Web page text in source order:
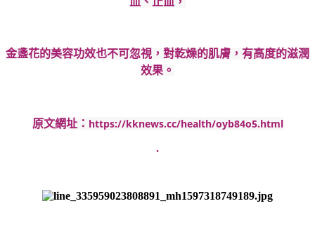
金盞花的美容功效也不可忽視，對乾燥的肌膚，有高度的滋潤
效果。
原文網址： https://kknews.cc/health/oyb84o5.html
.